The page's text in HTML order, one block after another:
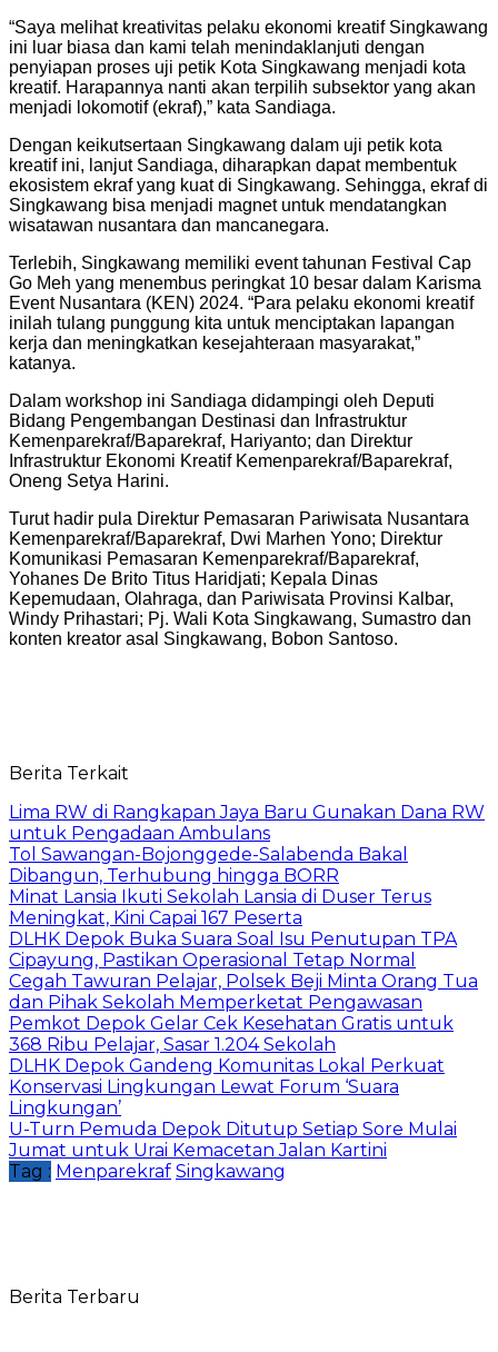
“Saya melihat kreativitas pelaku ekonomi kreatif Singkawang
ini luar biasa dan kami telah menindaklanjuti dengan
penyiapan proses uji petik Kota Singkawang menjadi kota
kreatif. Harapannya nanti akan terpilih subsektor yang akan
menjadi lokomotif (ekraf),” kata Sandiaga.
Dengan keikutsertaan Singkawang dalam uji petik kota
kreatif ini, lanjut Sandiaga, diharapkan dapat membentuk
ekosistem ekraf yang kuat di Singkawang. Sehingga, ekraf di
Singkawang bisa menjadi magnet untuk mendatangkan
wisatawan nusantara dan mancanegara.
Terlebih, Singkawang memiliki event tahunan Festival Cap
Go Meh yang menembus peringkat 10 besar dalam Karisma
Event Nusantara (KEN) 2024. “Para pelaku ekonomi kreatif
inilah tulang punggung kita untuk menciptakan lapangan
kerja dan meningkatkan kesejahteraan masyarakat,”
katanya.
Dalam workshop ini Sandiaga didampingi oleh Deputi
Bidang Pengembangan Destinasi dan Infrastruktur
Kemenparekraf/Baparekraf, Hariyanto; dan Direktur
Infrastruktur Ekonomi Kreatif Kemenparekraf/Baparekraf,
Oneng Setya Harini.
Turut hadir pula Direktur Pemasaran Pariwisata Nusantara
Kemenparekraf/Baparekraf, Dwi Marhen Yono; Direktur
Komunikasi Pemasaran Kemenparekraf/Baparekraf,
Yohanes De Brito Titus Haridjati; Kepala Dinas
Kepemudaan, Olahraga, dan Pariwisata Provinsi Kalbar,
Windy Prihastari; Pj. Wali Kota Singkawang, Sumastro dan
konten kreator asal Singkawang, Bobon Santoso.
Berita Terkait
Lima RW di Rangkapan Jaya Baru Gunakan Dana RW
untuk Pengadaan Ambulans
Tol Sawangan-Bojonggede-Salabenda Bakal
Dibangun, Terhubung hingga BORR
Minat Lansia Ikuti Sekolah Lansia di Duser Terus
Meningkat, Kini Capai 167 Peserta
DLHK Depok Buka Suara Soal Isu Penutupan TPA
Cipayung, Pastikan Operasional Tetap Normal
Cegah Tawuran Pelajar, Polsek Beji Minta Orang Tua
dan Pihak Sekolah Memperketat Pengawasan
Pemkot Depok Gelar Cek Kesehatan Gratis untuk
368 Ribu Pelajar, Sasar 1.204 Sekolah
DLHK Depok Gandeng Komunitas Lokal Perkuat
Konservasi Lingkungan Lewat Forum ‘Suara
Lingkungan’
U-Turn Pemuda Depok Ditutup Setiap Sore Mulai
Jumat untuk Urai Kemacetan Jalan Kartini
Tag : Menparekraf Singkawang
Berita Terbaru